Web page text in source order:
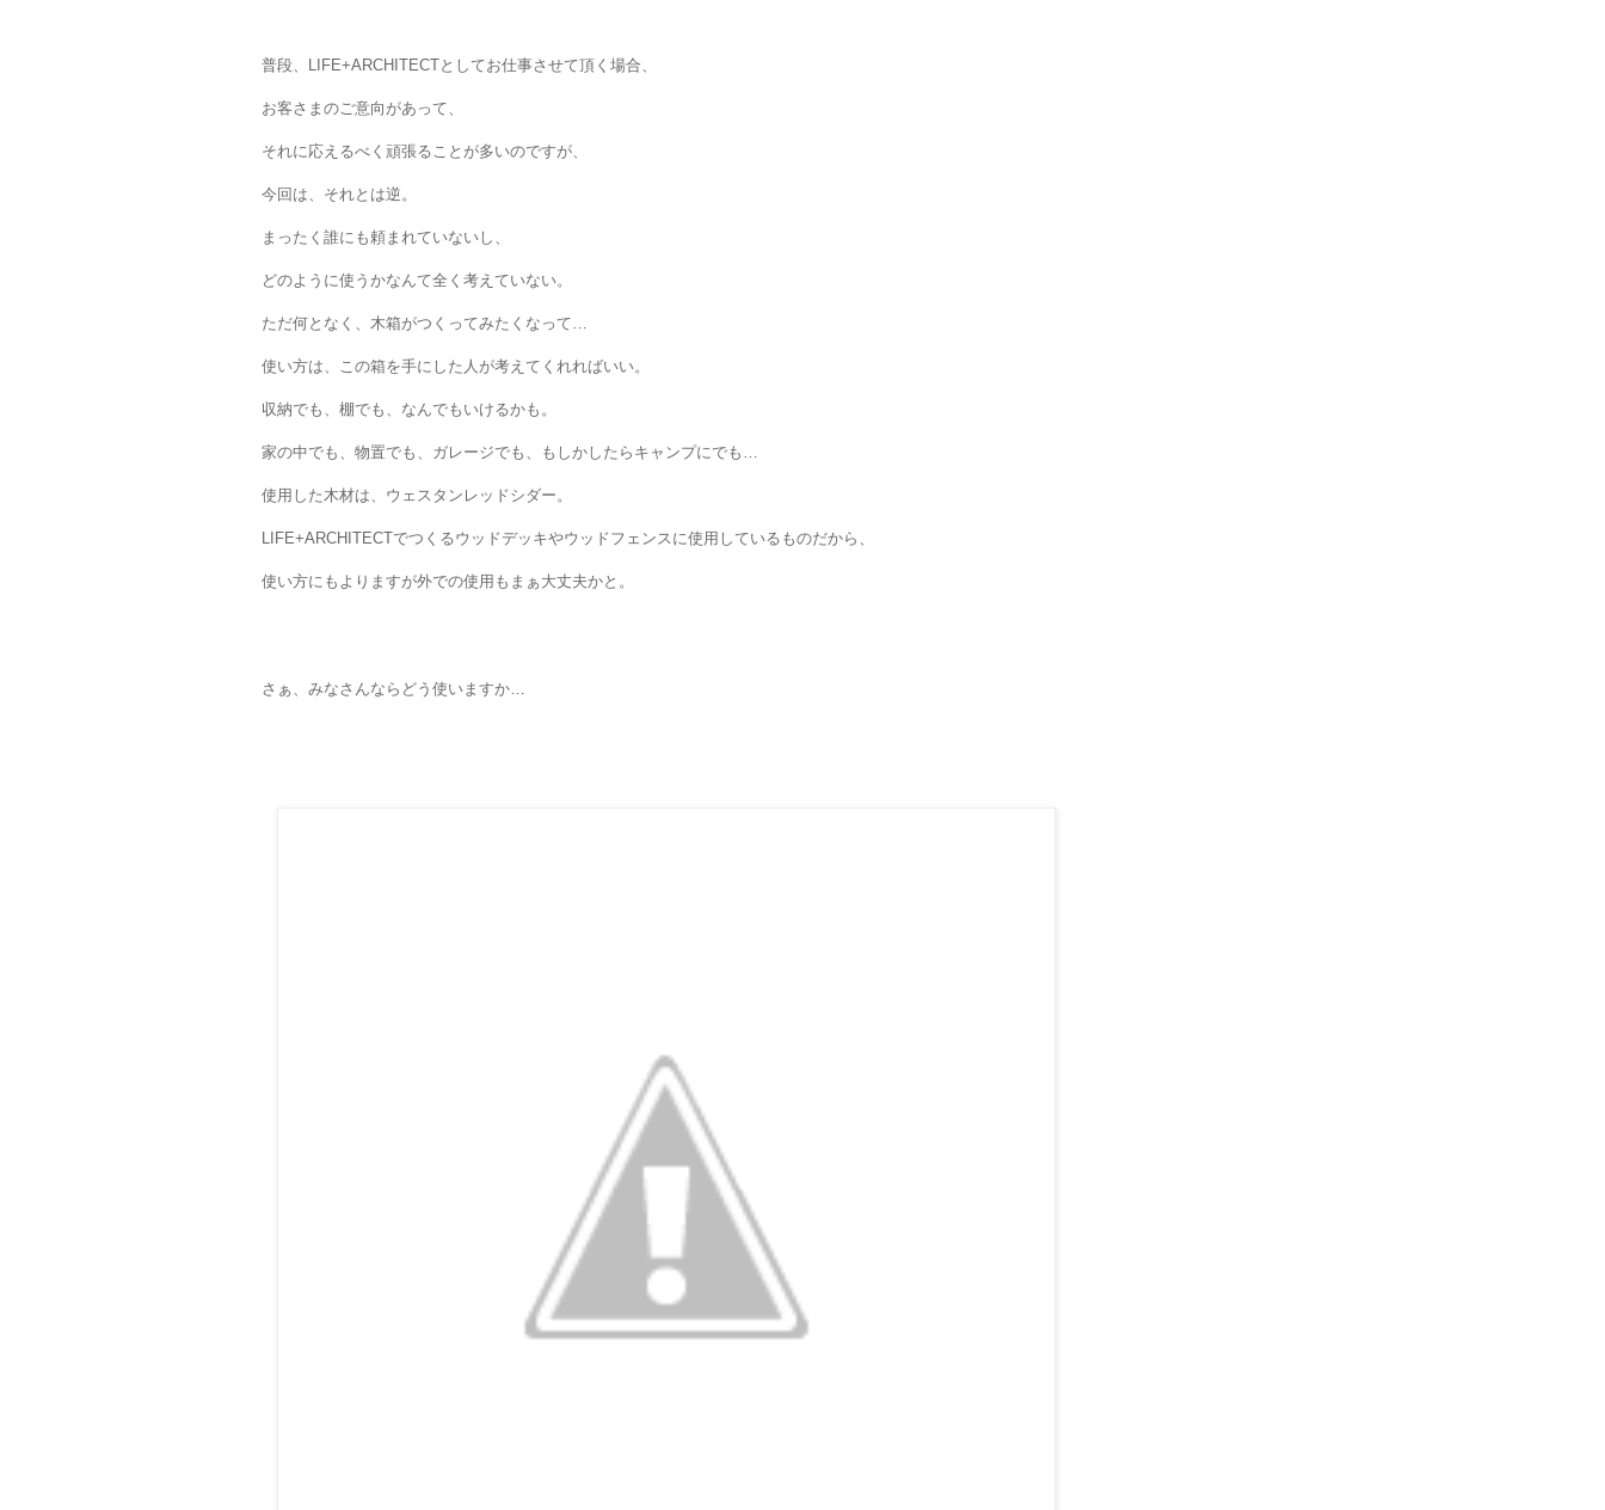
普段、LIFE+ARCHITECTとしてお仕事させて頂く場合、
お客さまのご意向があって、
それに応えるべく頑張ることが多いのですが、
今回は、それとは逆。
まったく誰にも頼まれていないし、
どのように使うかなんて全く考えていない。
ただ何となく、木箱がつくってみたくなって…
使い方は、この箱を手にした人が考えてくれればいい。
収納でも、棚でも、なんでもいけるかも。
家の中でも、物置でも、ガレージでも、もしかしたらキャンプにでも…
使用した木材は、ウェスタンレッドシダー。
LIFE+ARCHITECTでつくるウッドデッキやウッドフェンスに使用しているものだから、
使い方にもよりますが外での使用もまぁ大丈夫かと。
さぁ、みなさんならどう使いますか…